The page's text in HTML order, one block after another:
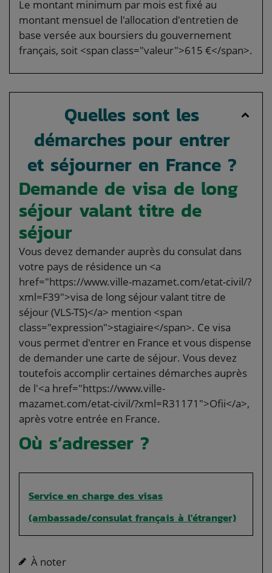
Le montant minimum par mois est fixé au
montant mensuel de l'allocation d'entretien de
base versée aux boursiers du gouvernement
français, soit <span class="valeur">615 €</span>.
Quelles sont les
démarches pour entrer
et séjourner en France ?
Demande de visa de long
séjour valant titre de
séjour
Vous devez demander auprès du consulat dans
votre pays de résidence un <a
href="https://www.ville-mazamet.com/etat-civil/?
xml=F39">visa de long séjour valant titre de
séjour (VLS-TS)</a> mention <span
class="expression">stagiaire</span>. Ce visa
vous permet d'entrer en France et vous dispense
de demander une carte de séjour. Vous devez
toutefois accomplir certaines démarches auprès
de l'<a href="https://www.ville-
mazamet.com/etat-civil/?xml=R31171">Ofii</a>,
après votre entrée en France.
Où s’adresser ?
Service en charge des visas
(ambassade/consulat français à l'étranger)
À noter